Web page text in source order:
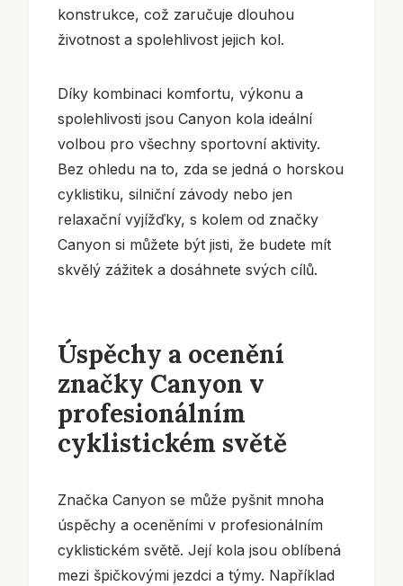
konstrukce, což zaručuje dlouhou
životnost a spolehlivost jejich kol.
Díky kombinaci komfortu, výkonu a
spolehlivosti jsou Canyon kola ideální
volbou pro všechny sportovní aktivity.
Bez ohledu na to, zda se jedná o horskou
cyklistiku, silniční závody nebo jen
relaxační vyjížďky, s kolem od značky
Canyon si můžete být jisti, že budete mít
skvělý zážitek a dosáhnete svých cílů.
Úspěchy a ocenění
značky Canyon v
profesionálním
cyklistickém světě
Značka Canyon se může pyšnit mnoha
úspěchy a oceněními v profesionálním
cyklistickém světě. Její kola jsou oblíbená
mezi špičkovými jezdci a týmy. Například